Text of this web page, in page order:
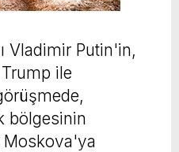
Vladimir Putin'in,
ile
bölgesinin